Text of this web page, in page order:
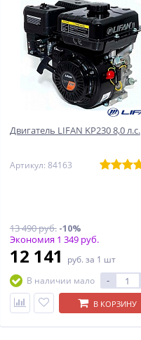
Двигатель LIFAN KP230 8,0 л.с.
Артикул: 84163
13 490 руб.-10%
Экономия 1 349 руб.
12 141 руб. за 1 шт
В наличии мало
-
В КОРЗИНУ